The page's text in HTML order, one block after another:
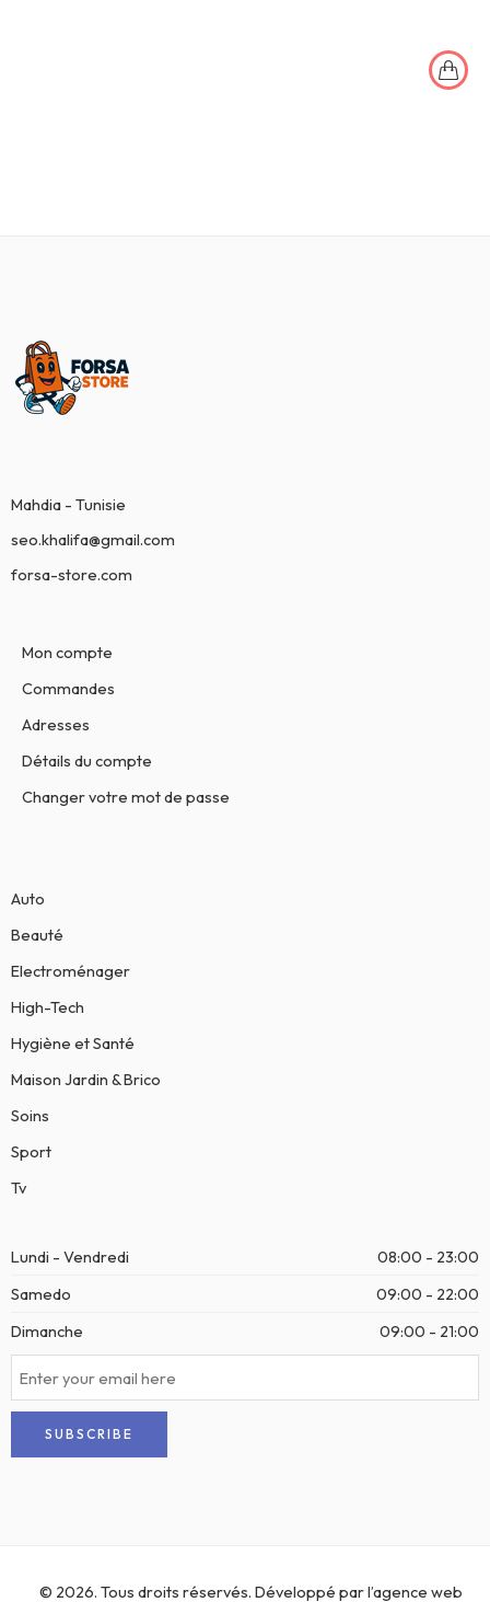
Mahdia - Tunisie
seo.khalifa@gmail.com
forsa-store.com
Mon compte
Commandes
Adresses
Détails du compte
Changer votre mot de passe
Auto
Beauté
Electroménager
High-Tech
Hygiène et Santé
Maison Jardin & Brico
Soins
Sport
Tv
Lundi - Vendredi
08:00 - 23:00
Samedo
09:00 - 22:00
Dimanche
09:00 - 21:00
© 2026. Tous droits réservés. Développé par l’agence web